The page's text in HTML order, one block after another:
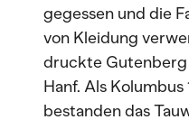
gegessen und die
von Kleidung
druckte Gutenberg
Hanf. Als
bestanden das